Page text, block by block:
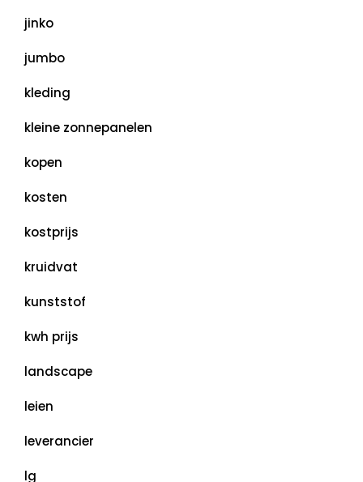
jinko
jumbo
kleding
kleine zonnepanelen
kopen
kosten
kostprijs
kruidvat
kunststof
kwh prijs
landscape
leien
leverancier
lg